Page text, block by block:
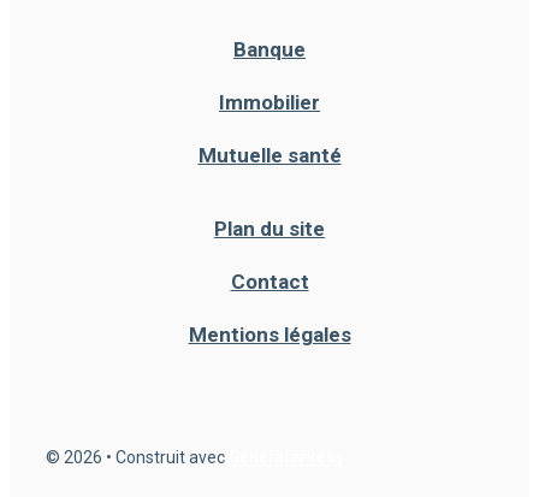
Banque
Immobilier
Mutuelle santé
Plan du site
Contact
Mentions légales
© 2026 • Construit avec